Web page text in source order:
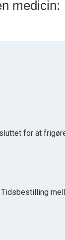
medicin:
for at